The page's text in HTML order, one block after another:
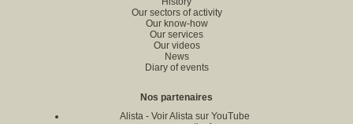
Our sectors of activity
Our know-how
Our services
Our videos
News
Diary of events
Nos partenaires
Alista - Voir Alista sur YouTube